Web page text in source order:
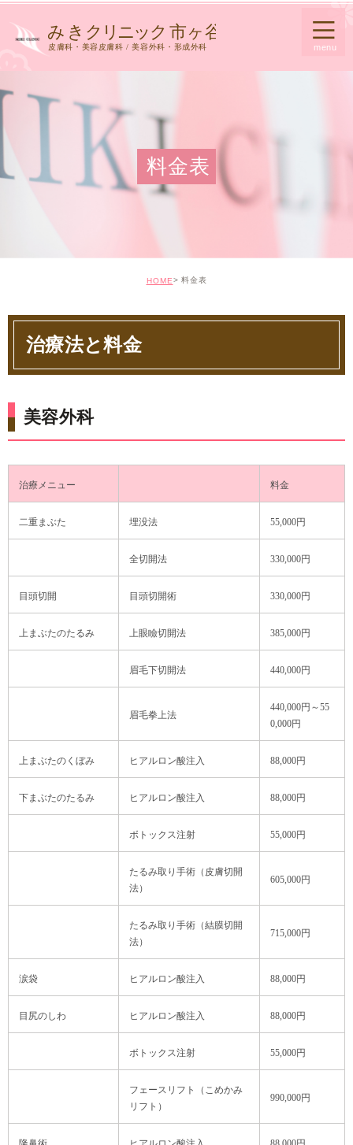
料金表
HOME 料金表
治療法と料金
美容外科
治療メニュー 料金
二重まぶた 埋没法 55,000円
全切開法 330,000円
目頭切開 目頭切開術 330,000円
上まぶたのたるみ 上眼瞼切開法 385,000円
眉毛下切開法 440,000円
眉毛拳上法
440,000円～55
0,000円
上まぶたのくぼみ ヒアルロン酸注入 88,000円
下まぶたのたるみ ヒアルロン酸注入 88,000円
ボトックス注射 55,000円
たるみ取り手術（皮膚切開
法）
605,000円
たるみ取り手術（結膜切開
法）
715,000円
涙袋 ヒアルロン酸注入 88,000円
目尻のしわ ヒアルロン酸注入 88,000円
ボトックス注射 55,000円
フェースリフト（こめかみ
リフト）
990,000円